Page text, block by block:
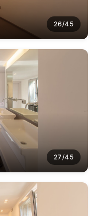
26/45
27/45